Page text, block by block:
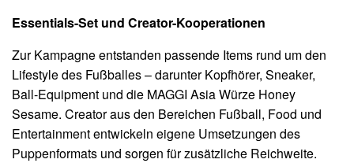
Essentials-Set und Creator-Kooperationen
Zur Kampagne entstanden passende Items rund um den
Lifestyle des Fußballes – darunter Kopfhörer, Sneaker,
Ball-Equipment und die MAGGI Asia Würze Honey
Sesame. Creator aus den Bereichen Fußball, Food und
Entertainment entwickeln eigene Umsetzungen des
Puppenformats und sorgen für zusätzliche Reichweite.